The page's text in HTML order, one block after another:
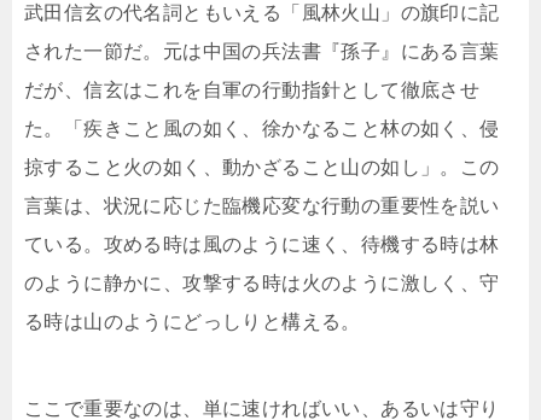
武田信玄の代名詞ともいえる「風林火山」の旗印に記
された一節だ。元は中国の兵法書『孫子』にある言葉
だが、信玄はこれを自軍の行動指針として徹底させ
た。「疾きこと風の如く、徐かなること林の如く、侵
掠すること火の如く、動かざること山の如し」。この
言葉は、状況に応じた臨機応変な行動の重要性を説い
ている。攻める時は風のように速く、待機する時は林
のように静かに、攻撃する時は火のように激しく、守
る時は山のようにどっしりと構える。
ここで重要なのは、単に速ければいい、あるいは守り